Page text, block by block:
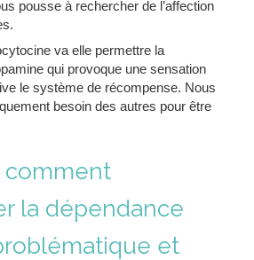
pousse à rechercher de l’affection
va elle permettre la
qui provoque une sensation
le système de récompense. Nous
besoin des autres pour être
comment
la dépendance
et